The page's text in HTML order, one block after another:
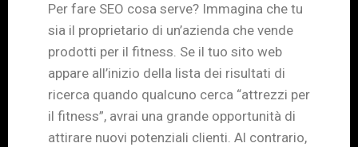
Per fare SEO cosa serve? Immagina che tu
sia il proprietario di un’azienda che vende
prodotti per il fitness. Se il tuo sito web
appare all’inizio della lista dei risultati di
ricerca quando qualcuno cerca “attrezzi per
il fitness”, avrai una grande opportunità di
attirare nuovi potenziali clienti. Al contrario,